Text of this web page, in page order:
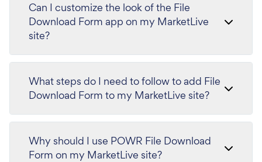
Can I customize the look of the File
Download Form app on my MarketLive
site?
What steps do I need to follow to add File
Download Form to my MarketLive site?
Why should I use POWR File Download
Form on my MarketLive site?